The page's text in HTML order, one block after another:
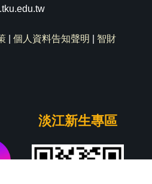
個人資料告知聲明
智財
淡江新生專區